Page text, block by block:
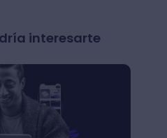
interesarte